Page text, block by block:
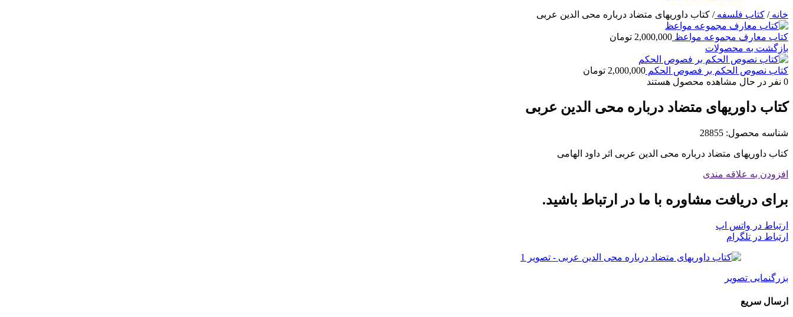
خانه/ کتاب فلسفه/ کتاب داوریهای متضاد درباره محی الدین عربی
کتاب معارف مجموعه مواعظ 2,000,000 تومان
بازگشت به محصولات
کتاب ن‍ص‍وص‌ ال‍ح‍ک‍م‌ ب‍ر ف‍ص‍وص‌ ال‍ح‍ک‍م‌ 2,000,000 تومان
0 نفر در حال مشاهده محصول هستند
کتاب داوریهای متضاد درباره محی الدین عربی
شناسه محصول: 28855
کتاب داوریهای متضاد درباره محی الدین عربی اثر داود الهامی
افزودن به علاقه مندی
برای دریافت مشاوره با ما در ارتباط باشید.
ارتباط در واتس اپ
ارتباط در تلگرام
بزرگنمایی تصویر
ارسال سریع